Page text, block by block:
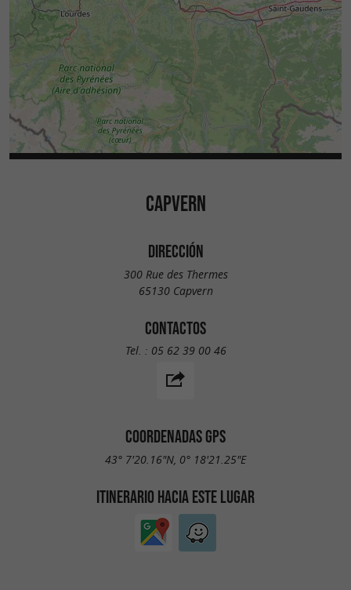
CAPVERN
DIRECCIÓN
300 Rue des Thermes
65130 Capvern
CONTACTOS
Tel. : 05 62 39 00 46
COORDENADAS GPS
43° 7'20.16"N, 0° 18'21.25"E
ITINERARIO HACIA ESTE LUGAR